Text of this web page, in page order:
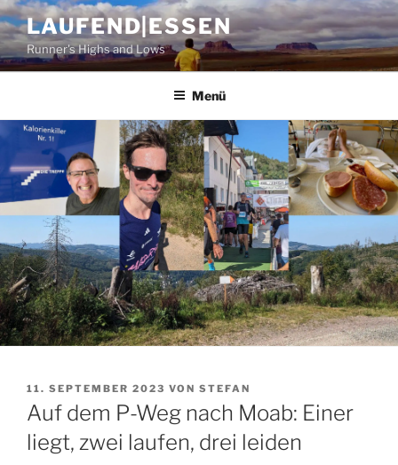
Zum
Inhalt
springen
LAUFEND|ESSEN
Runner's Highs and Lows
Menü
VERÖFFENTLICHT
AM
11. SEPTEMBER 2023 VON STEFAN
Auf dem P-Weg nach Moab: Einer
liegt, zwei laufen, drei leiden